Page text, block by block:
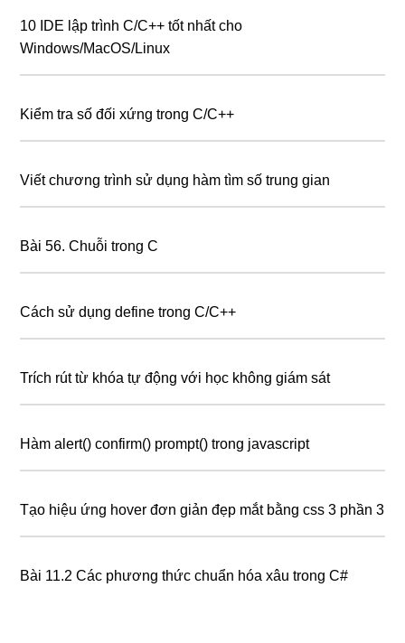
10 IDE lập trình C/C++ tốt nhất cho
Windows/MacOS/Linux
Kiểm tra số đối xứng trong C/C++
Viết chương trình sử dụng hàm tìm số trung gian
Bài 56. Chuỗi trong C
Cách sử dụng define trong C/C++
Trích rút từ khóa tự động với học không giám sát
Hàm alert() confirm() prompt() trong javascript
Tạo hiệu ứng hover đơn giản đẹp mắt bằng css 3 phần 3
Bài 11.2 Các phương thức chuẩn hóa xâu trong C#